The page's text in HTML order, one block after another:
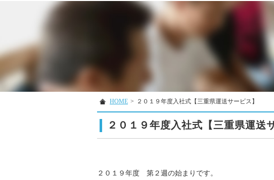
HOME > ２０１９年度入社式【三重県運送サービス】
２０１９年度入社式【三重県運送
２０１９年度 第２週の始まりです。